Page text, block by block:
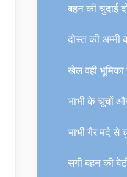
बहन की चुदाई
दोस्त की अम्मी
खेल वही भूमिका
भाभी के चूचों और
भाभी गैर मर्द
सगी बहन की